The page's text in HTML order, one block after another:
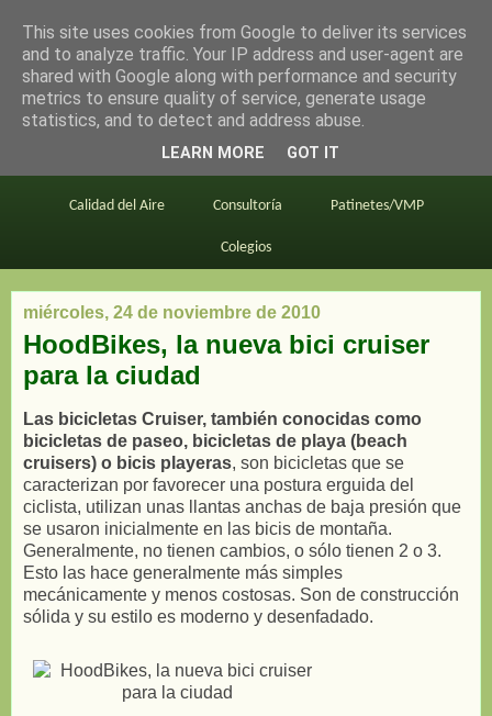
en bici por madrid
Este blog BiciMAD Primeros consejos
Calidad del Aire Consultoría Patinetes/VMP
Colegios
miércoles, 24 de noviembre de 2010
HoodBikes, la nueva bici cruiser
para la ciudad
Las bicicletas Cruiser, también conocidas como
bicicletas de paseo, bicicletas de playa (beach
cruisers) o bicis playeras, son bicicletas que se
caracterizan por favorecer una postura erguida del
ciclista, utilizan unas llantas anchas de baja presión que
se usaron inicialmente en las bicis de montaña.
Generalmente, no tienen cambios, o sólo tienen 2 o 3.
Esto las hace generalmente más simples
mecánicamente y menos costosas. Son de construcción
sólida y su estilo es moderno y desenfadado.
This site uses cookies from Google to deliver its services
and to analyze traffic. Your IP address and user-agent are
shared with Google along with performance and security
metrics to ensure quality of service, generate usage
statistics, and to detect and address abuse.
LEARN MORE GOT IT